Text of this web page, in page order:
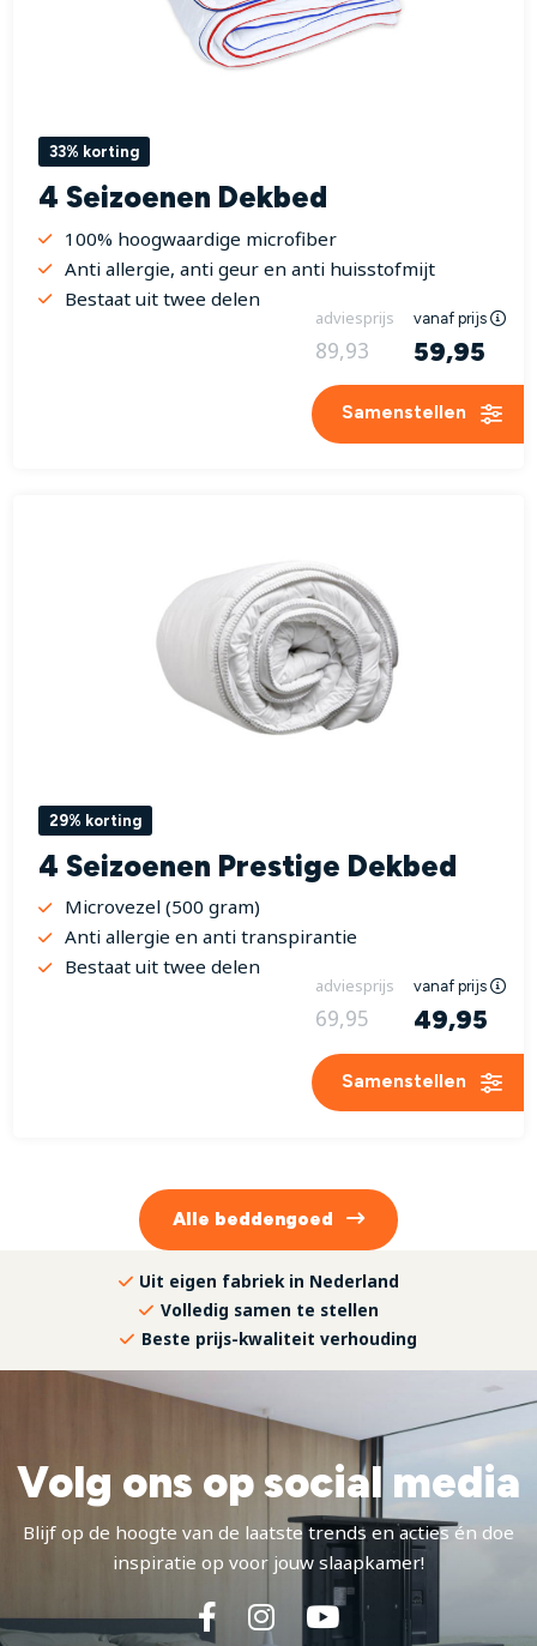
33% korting
4 Seizoenen Dekbed
100% hoogwaardige microfiber
Anti allergie, anti geur en anti huisstofmijt
Bestaat uit twee delen
adviesprijs vanaf prijs
89,93 59,95
Samenstellen
29% korting
4 Seizoenen Prestige Dekbed
Microvezel (500 gram)
Anti allergie en anti transpirantie
Bestaat uit twee delen
adviesprijs vanaf prijs
69,95 49,95
Samenstellen
Alle beddengoed
Uit eigen fabriek in Nederland
Volledig samen te stellen
Beste prijs-kwaliteit verhouding
Volg ons op social media
Blijf op de hoogte van de laatste trends en acties én doe
inspiratie op voor jouw slaapkamer!